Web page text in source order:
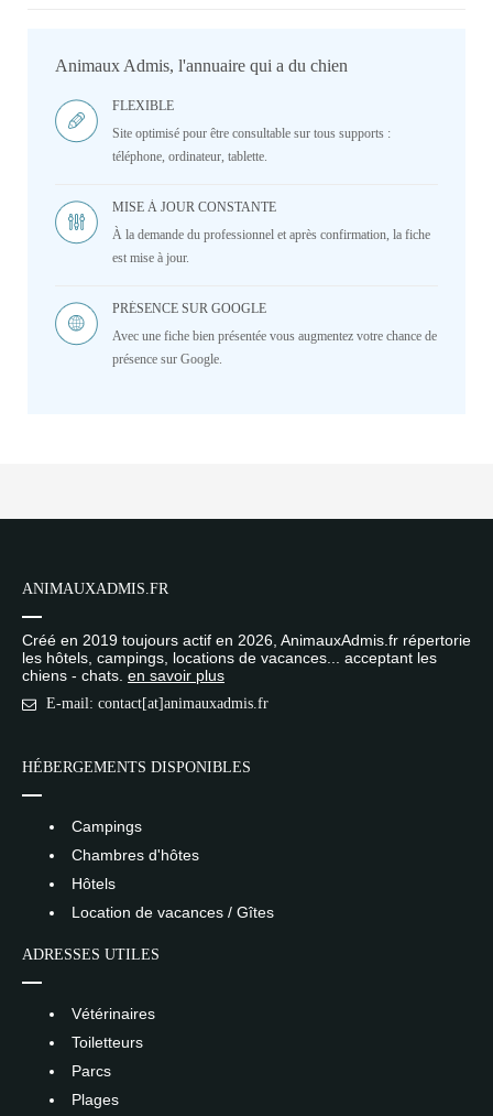
Animaux Admis, l'annuaire qui a du chien
FLEXIBLE
Site optimisé pour être consultable sur tous supports :
téléphone, ordinateur, tablette.
MISE À JOUR CONSTANTE
À la demande du professionnel et après confirmation, la fiche
est mise à jour.
PRÉSENCE SUR GOOGLE
Avec une fiche bien présentée vous augmentez votre chance de
présence sur Google.
ANIMAUXADMIS.FR
Créé en 2019 toujours actif en 2026, AnimauxAdmis.fr répertorie
les hôtels, campings, locations de vacances... acceptant les
chiens - chats. en savoir plus
E-mail: contact[at]animauxadmis.fr
HÉBERGEMENTS DISPONIBLES
Campings
Chambres d'hôtes
Hôtels
Location de vacances / Gîtes
ADRESSES UTILES
Vétérinaires
Toiletteurs
Parcs
Plages